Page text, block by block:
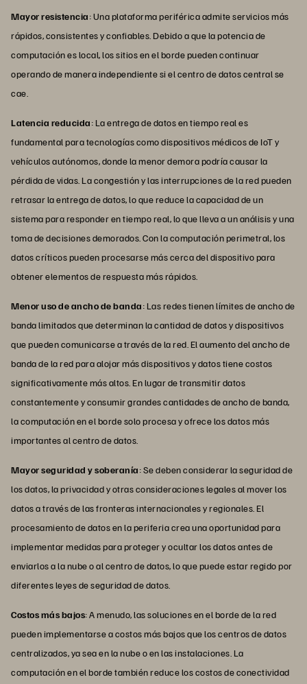
Mayor resistencia: Una plataforma periférica admite servicios más
rápidos, consistentes y confiables. Debido a que la potencia de
computación es local, los sitios en el borde pueden continuar
operando de manera independiente si el centro de datos central se
cae.
Latencia reducida: La entrega de datos en tiempo real es
fundamental para tecnologías como dispositivos médicos de IoT y
vehículos autónomos, donde la menor demora podría causar la
pérdida de vidas. La congestión y las interrupciones de la red pueden
retrasar la entrega de datos, lo que reduce la capacidad de un
sistema para responder en tiempo real, lo que lleva a un análisis y una
toma de decisiones demorados. Con la computación perimetral, los
datos críticos pueden procesarse más cerca del dispositivo para
obtener elementos de respuesta más rápidos.
Menor uso de ancho de banda: Las redes tienen límites de ancho de
banda limitados que determinan la cantidad de datos y dispositivos
que pueden comunicarse a través de la red. El aumento del ancho de
banda de la red para alojar más dispositivos y datos tiene costos
significativamente más altos. En lugar de transmitir datos
constantemente y consumir grandes cantidades de ancho de banda,
la computación en el borde solo procesa y ofrece los datos más
importantes al centro de datos.
Mayor seguridad y soberanía: Se deben considerar la seguridad de
los datos, la privacidad y otras consideraciones legales al mover los
datos a través de las fronteras internacionales y regionales. El
procesamiento de datos en la periferia crea una oportunidad para
implementar medidas para proteger y ocultar los datos antes de
enviarlos a la nube o al centro de datos, lo que puede estar regido por
diferentes leyes de seguridad de datos.
Costos más bajos: A menudo, las soluciones en el borde de la red
pueden implementarse a costos más bajos que los centros de datos
centralizados, ya sea en la nube o en las instalaciones. La
computación en el borde también reduce los costos de conectividad